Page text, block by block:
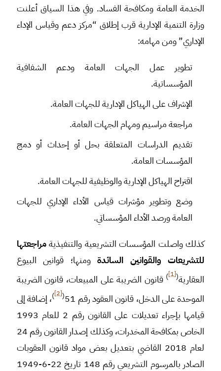
الخدمة العامة ومكافحة الفساد. وفي هذا السياق أعلنت
وزارة التنمية الإدارية قرب إطلاق “مركز دعم وقياس الإداء
الإداري” ومن مهامه:
تطوير عمل الجهات العامة ودعم الشفافية
المؤسساتية.
الإشراف على الهياكل الإدارية للجهات العامة.
مراجعة مراسيم ومهام الجهات العامة.
تقديم الدراسات المتعلقة بحل أو إحداث أو دمج
المؤسسات العامة.
اقتراح الهياكل الإدارية والوظيفية للجهات العامة.
وضع وتطوير مؤشرات قياس الأداء الإداري للجهات
العامة ورصد الأداء المؤسساتي.
كذلك واصلت المؤسسات التشريعية والتنفيذيةمراجعتها
للتشريعات والقوانين السائدةومنها؛ قوانين البيوع
العقارية(
[1]
)قانون الضريبة على المبيعات، قانون الضريبة
الموحدة على الدخل، قانون العقود رقم 51
(
[2]
)، إضافة إلى
قيامها بإجراء تعديلات على القانون رقم 2 للعام 1993
الخاص بمكافحة المخدرات، وكذلك إصدار القانون رقم 24
لعام 2018 القاضي بتعديل بعض مواد قانون العقوبات
الصادر بالمرسوم التشريعي رقم 148 تاريخ 22-6-1949